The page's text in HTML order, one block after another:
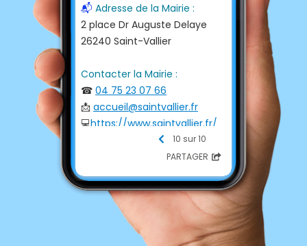
📬 Adresse de la Mairie :
2 place Dr Auguste Delaye
26240 Saint-Vallier
Contacter la Mairie :
☎ 04 75 23 07 66
📩 accueil@saintvallier.fr
💻https://www.saintvallier.fr/
--------------------------
----
👥Horaires d'ouverture au
Lundi et mardi
10 sur 10
PARTAGER